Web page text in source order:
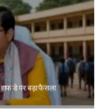
हाफ डे पर बड़ा फैसला